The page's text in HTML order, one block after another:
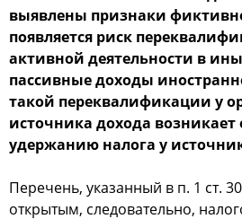
выявлены признаки
появляется риск
активной деятельности в
пассивные доходы
такой переквалификации у
источника дохода возникает
удержанию налога у
Перечень, указанный в п. 1 ст.
открытым, следовательно,